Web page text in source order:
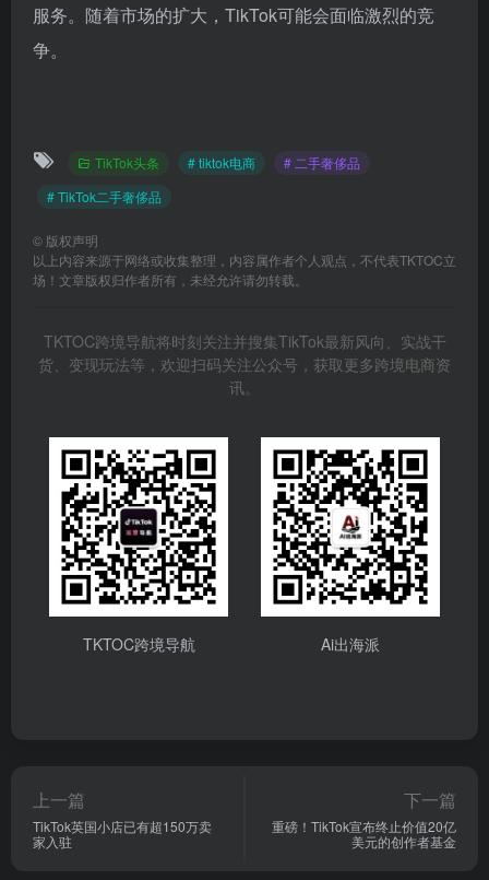
服务。随着市场的扩大，TikTok可能会面临激烈的竞
争。
TikTok头条 # tiktok电商
# 二手奢侈品
# TikTok二手奢侈品
© 版权声明
以上内容来源于网络或收集整理，内容属作者个人观点，不代表TKTOC立
场！文章版权归作者所有，未经允许请勿转载。
TKTOC跨境导航将时刻关注并搜集TikTok最新风向、实战干
货、变现玩法等，欢迎扫码关注公众号，获取更多跨境电商资
讯。
TKTOC跨境导航 Ai出海派
上一篇
TikTok英国小店已有超150万卖
家入驻
下一篇
重磅！TikTok宣布终止价值20亿
美元的创作者基金